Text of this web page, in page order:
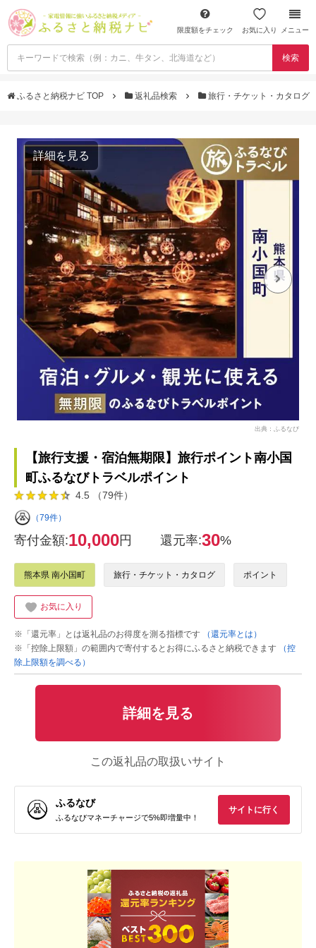
限度額をチェック お気に入り メニュー
検索
ふるさと納税ナビ TOP 返礼品検索 旅行・チケット・カタログ
詳細を見る
出典：ふるなび
【旅行支援・宿泊無期限】旅行ポイント南小国
町ふるなびトラベルポイント
4.5 （79件）
（79件）
寄付金額:10,000円 還元率:30%
熊本県 南小国町 旅行・チケット・カタログ ポイント
お気に入り
※「還元率」とは返礼品のお得度を測る指標です
（還元率とは）
※「控除上限額」の範囲内で寄付するとお得にふるさと納税できます
（控
除上限額を調べる）
詳細を見る
この返礼品の取扱いサイト
ふるなび
ふるなびマネーチャージで5%即増量中！
サイトに行く